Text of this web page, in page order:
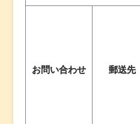
お問い合わせ 郵送先